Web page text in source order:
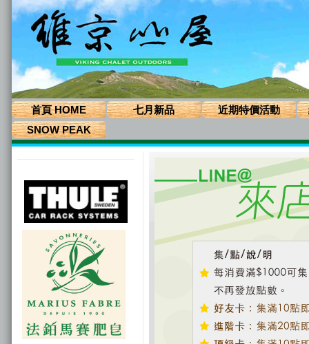
首頁 HOME 七月新品 近期特價活動
SNOW PEAK